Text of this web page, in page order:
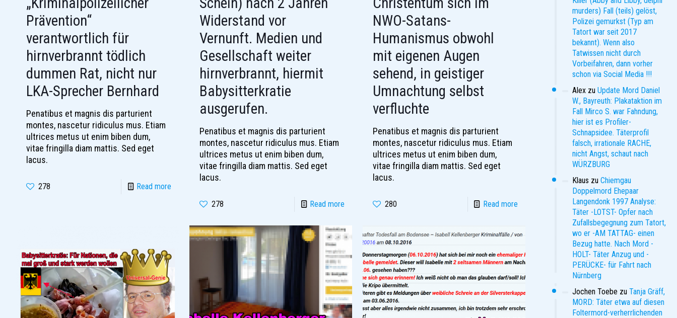
Prävention“
verantwortlich für
hirnverbrannt tödlich
dummen Rat, nicht nur
LKA-Sprecher Bernhard
Penatibus et magnis dis parturient
montes, nascetur ridiculus mus. Etiam
ultrices metus ut enim biben dum,
vitae fringilla diam mattis. Sed eget
lacus.
278 Read more
Widerstand vor
Vernunft. Medien und
Gesellschaft weiter
hirnverbrannt, hiermit
Babysitterkratie
ausgerufen.
Penatibus et magnis dis parturient
montes, nascetur ridiculus mus. Etiam
ultrices metus ut enim biben dum,
vitae fringilla diam mattis. Sed eget
lacus.
278 Read more
NWO-Satans-
Humanismus obwohl
mit eigenen Augen
sehend, in geistiger
Umnachtung selbst
verfluchte
Penatibus et magnis dis parturient
montes, nascetur ridiculus mus. Etiam
ultrices metus ut enim biben dum,
vitae fringilla diam mattis. Sed eget
lacus.
280 Read more
murders) Fall (teils) gelöst,
Polizei gemurkst (Typ am
Tatort war seit 2017
bekannt). Wenn also
Tatwissen nicht durch
Vorbeifahren, dann vorher
schon via Social Media !!!
Alex zuUpdate Mord Daniel
W., Bayreuth: Plakataktion im
Fall Mirco S. war Fahndung,
hier ist es Profiler-
Schnapsidee. Täterprofil
falsch, irrationale RACHE,
nicht Angst, schaut nach
WÜRZBURG
Klaus zuChiemgau
Doppelmord Ehepaar
Langendonk 1997 Analyse:
Täter -LOTST- Opfer nach
Zufallsbegegnung zum Tatort,
wo er -AM TATTAG- einen
Bezug hatte. Nach Mord -
HOLT- Täter Anzug und -
PERÜCKE- für Fahrt nach
Nürnberg
Jochen Toebe zuTanja Gräff,
MORD: Täter etwa auf diesen
Foltermord-verherrlichenden